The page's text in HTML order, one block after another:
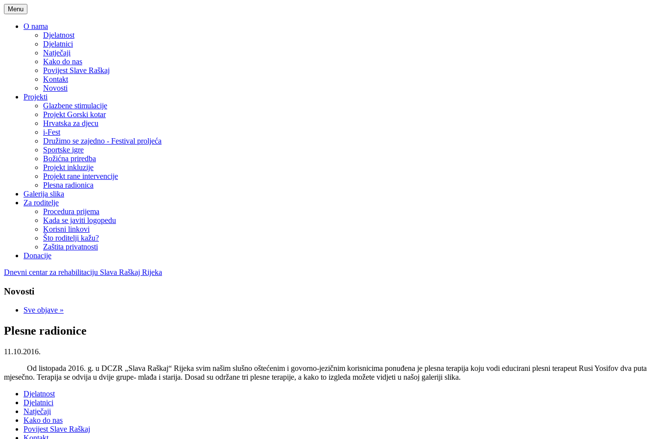
Menu
O nama
Djelatnost
Djelatnici
Natječaji
Kako do nas
Povijest Slave Raškaj
Kontakt
Novosti
Projekti
Glazbene stimulacije
Projekt Gorski kotar
Hrvatska za djecu
i-Fest
Družimo se zajedno - Festival proljeća
Sportske igre
Božićna priredba
Projekt inkluzije
Projekt rane intervencije
Plesna radionica
Galerija slika
Za roditelje
Procedura prijema
Kada se javiti logopedu
Korisni linkovi
Što roditelji kažu?
Zaštita privatnosti
Donacije
Dnevni centar za rehabilitaciju Slava Raškaj Rijeka
Novosti
Sve objave »
Plesne radionice
11.10.2016.
Od listopada 2016. g. u DCZR „Slava Raškaj“ Rijeka svim našim slušno oštećenim i govorno-jezičnim korisnicima ponuđena je plesna terapija koju vodi educirani plesni terapeut Rusi Yosifov dva puta
mjesečno. Terapija se odvija u dvije grupe- mlađa i starija. Dosad su održane tri plesne terapije, a kako to izgleda možete vidjeti u našoj galeriji slika.
Djelatnost
Djelatnici
Natječaji
Kako do nas
Povijest Slave Raškaj